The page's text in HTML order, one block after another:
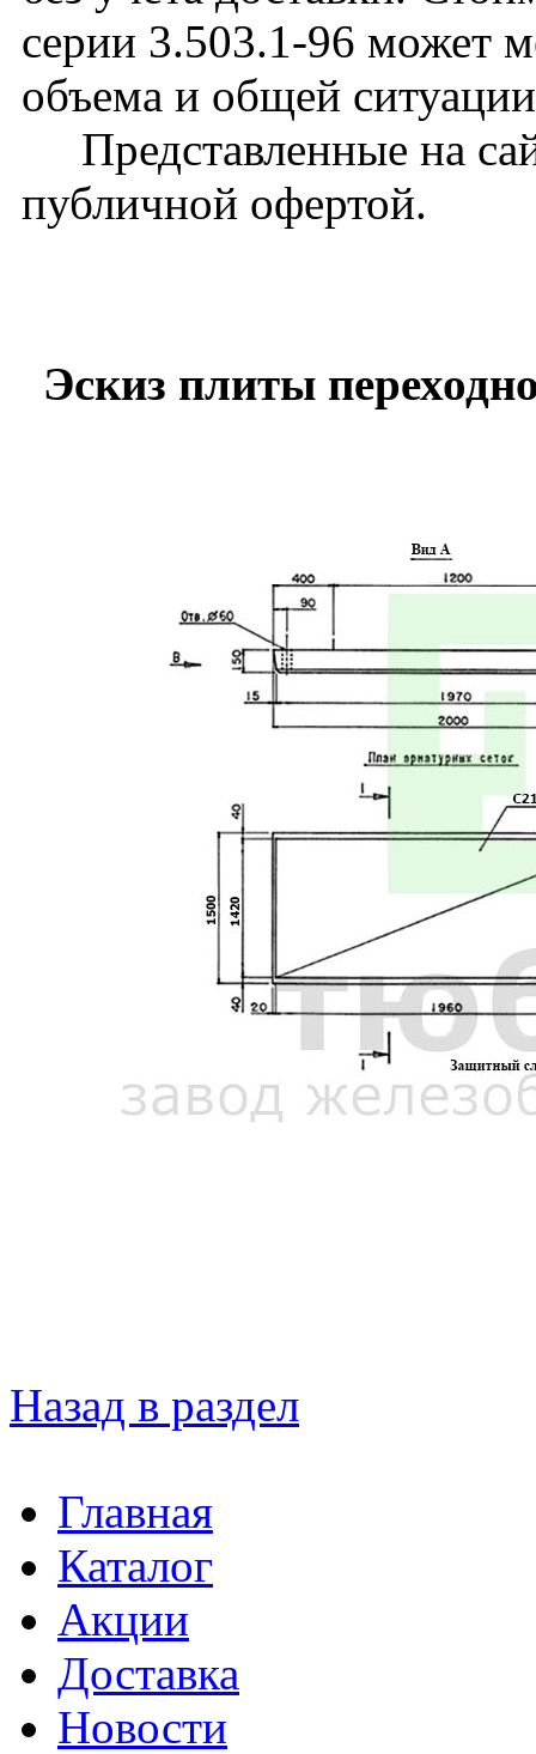
серии 3.503.1-96 может
объема и общей
Представленные на
публичной офертой.
Эскиз плиты
Назад в раздел
Главная
Каталог
Акции
Доставка
Новости